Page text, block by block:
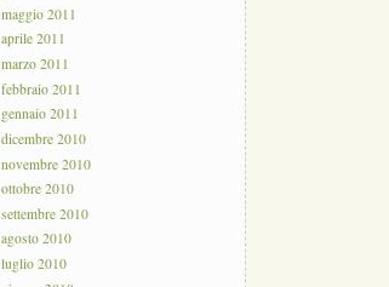
maggio 2011
aprile 2011
marzo 2011
febbraio 2011
gennaio 2011
dicembre 2010
novembre 2010
ottobre 2010
settembre 2010
agosto 2010
luglio 2010